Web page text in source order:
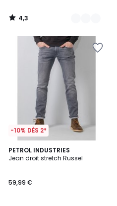
4,3
/
-10% DÈS 2*
PETROL INDUSTRIES
Jean droit stretch Russel
59,99 €
4,7
/ 5